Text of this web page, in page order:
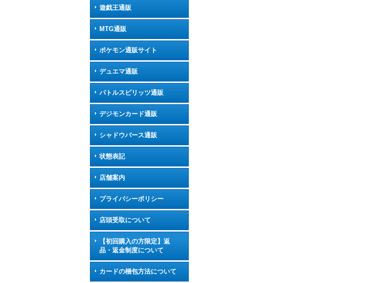
遊戯王通販
MTG通販
ポケモン通販サイト
デュエマ通販
バトルスピリッツ通販
デジモンカード通販
シャドウバース通販
状態表記
店舗案内
プライバシーポリシー
店頭受取について
【初回購入の方限定】返
品・返金制度について
カードの梱包方法について